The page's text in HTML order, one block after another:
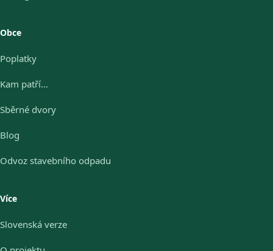
Obce
Poplatky
Kam patří…
Sběrné dvory
Blog
Odvoz stavebního odpadu
Více
Slovenská verze